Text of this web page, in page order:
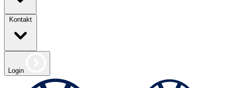
Kontakt
Login